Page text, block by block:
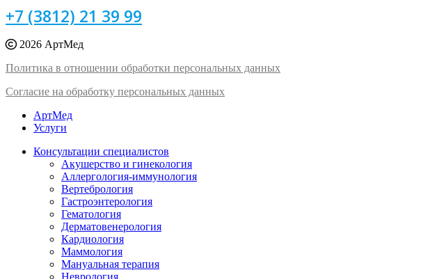
+7 (3812) 21 39 99
2026 АртМед
Политика в отношении обработки персональных данных
Согласие на обработку персональных данных
АртМед
Услуги
Консультации специалистов
Акушерство и гинекология
Аллергология-иммунология
Вертебрология
Гастроэнтерология
Гематология
Дерматовенерология
Кардиология
Маммология
Мануальная терапия
Неврология